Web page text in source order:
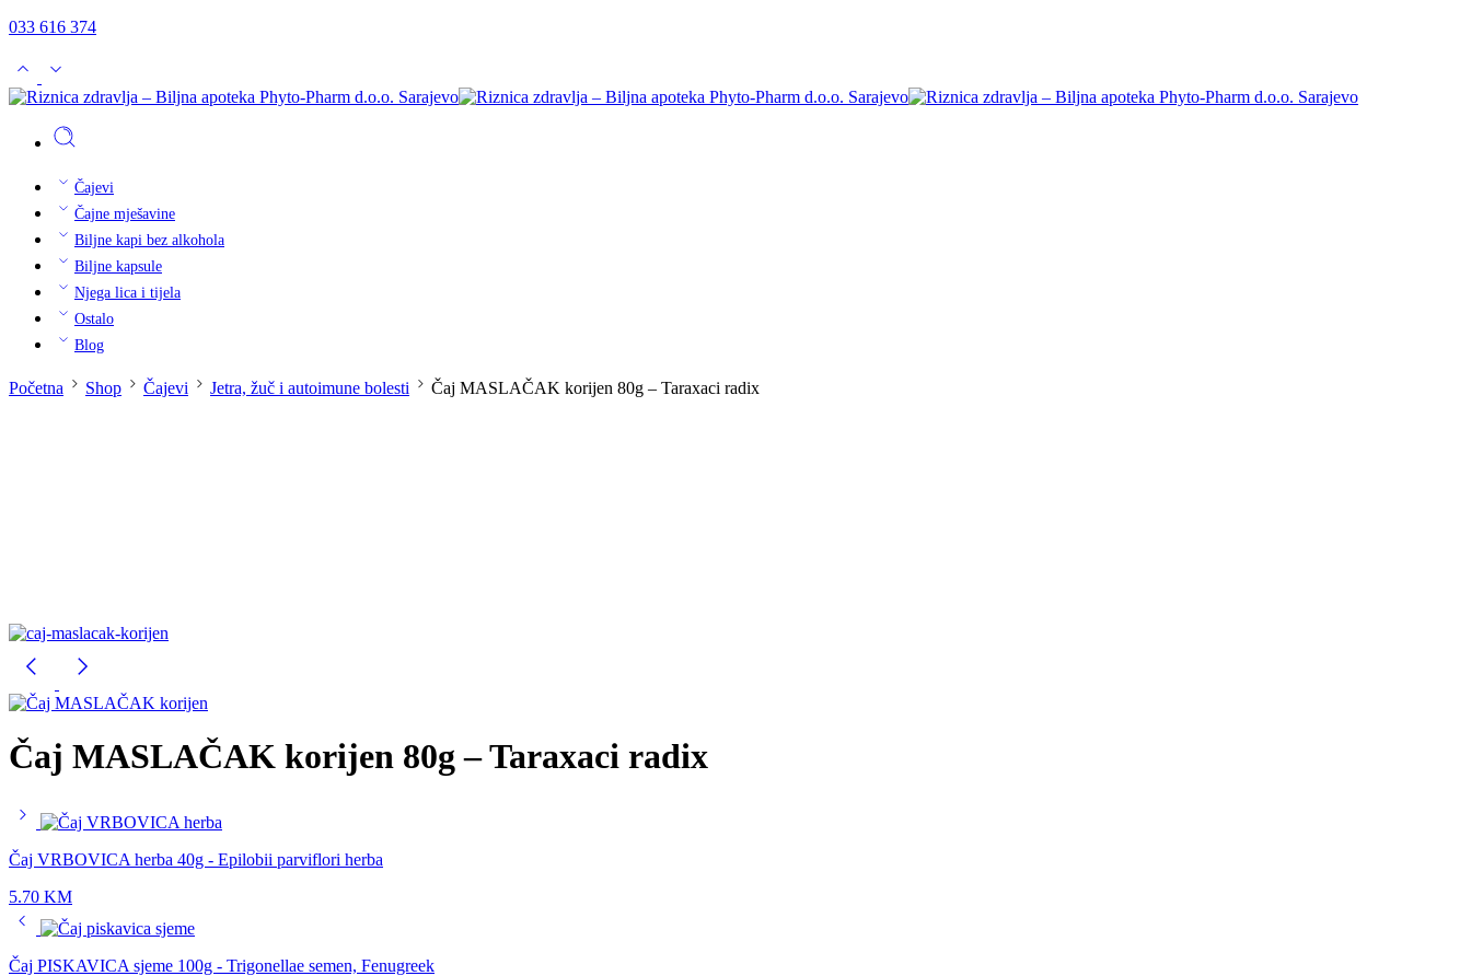
033 616 374
Čajevi
Čajne mješavine
Biljne kapi bez alkohola
Biljne kapsule
Njega lica i tijela
Ostalo
Blog
Početna Shop Čajevi Jetra, žuč i autoimune bolesti Čaj MASLAČAK korijen 80g – Taraxaci radix
Čaj MASLAČAK korijen 80g – Taraxaci radix
Čaj VRBOVICA herba 40g - Epilobii parviflori herba
5.70 KM
Čaj PISKAVICA sjeme 100g - Trigonellae semen, Fenugreek